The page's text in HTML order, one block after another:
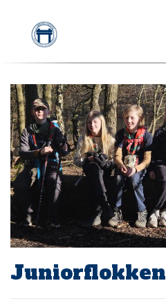
hovedindhold
Main
navigation
Juniorflokken